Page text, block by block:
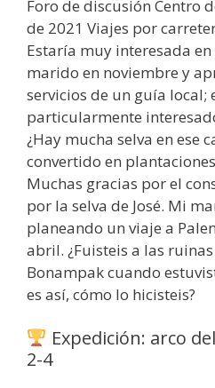
Foro de discusión Centro
de 2021 Viajes por
Estaría muy interesada
marido en noviembre y
servicios de un guía local;
particularmente
¿Hay mucha selva en ese
convertido en
Muchas gracias por el
por la selva de José. Mi
planeando un viaje a
abril. ¿Fuisteis a las
Bonampak cuando
es así, cómo lo hicisteis?
Expedición: arco
2-4